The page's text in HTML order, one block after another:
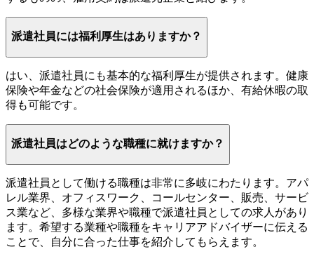
派遣社員には福利厚生はありますか？
はい、派遣社員にも基本的な福利厚生が提供されます。健康
保険や年金などの社会保険が適用されるほか、有給休暇の取
得も可能です。
派遣社員はどのような職種に就けますか？
派遣社員として働ける職種は非常に多岐にわたります。アパ
レル業界、オフィスワーク、コールセンター、販売、サービ
ス業など、多様な業界や職種で派遣社員としての求人があり
ます。希望する業種や職種をキャリアアドバイザーに伝える
ことで、自分に合った仕事を紹介してもらえます。